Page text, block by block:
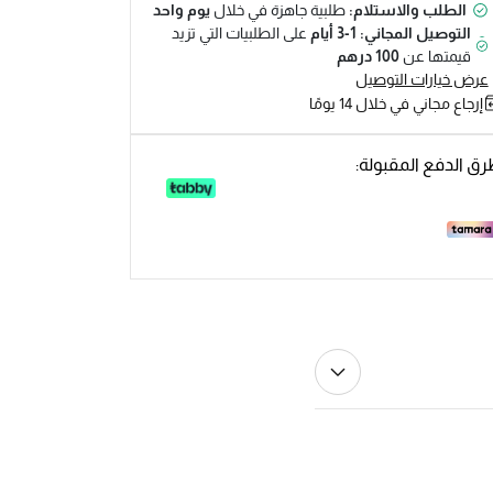
الطلب والاستلام:طلبية جاهزة في خلاليوم واحد
التوصيل المجاني: 1-3 أيام
على الطلبيات التي تزيد
قيمتها عن100 درهم
عرض خيارات التوصيل
إرجاع مجاني في خلال 14 يومًا
الدفع المقبولة: